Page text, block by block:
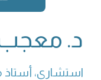
د. معجب
استشاري،